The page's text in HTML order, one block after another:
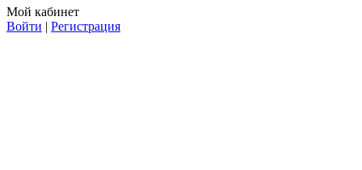
Мой кабинет
Войти | Регистрация